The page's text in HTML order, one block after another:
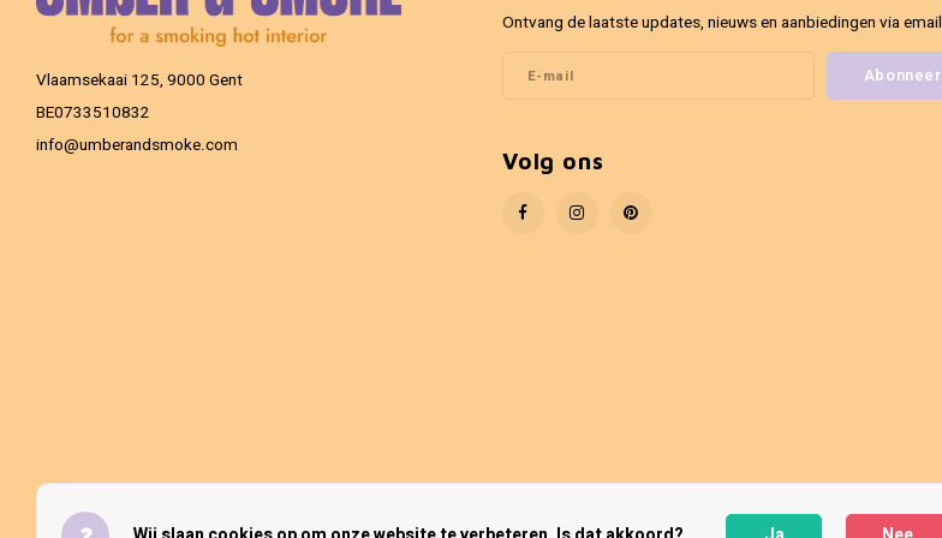
Vlaamsekaai 125, 9000 Gent
BE0733510832
info@umberandsmoke.com
Ontvang de laatste updates, nieuws en aanbiedingen via email
Abonneer
Volg ons